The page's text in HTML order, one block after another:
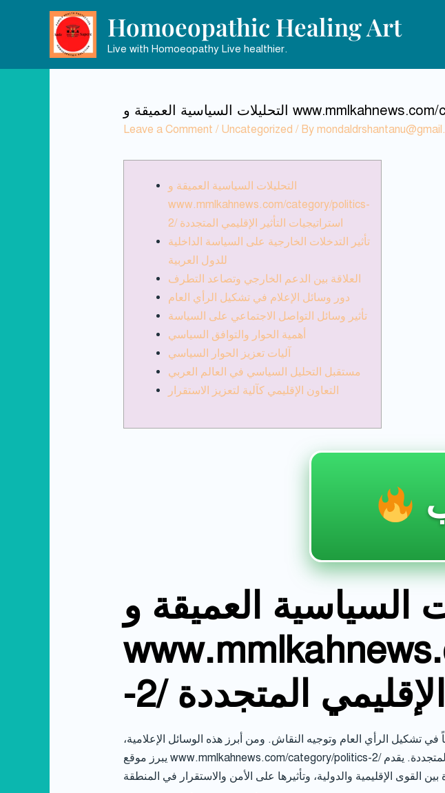
Homoeopathic Healing Art
Live with Homoeopathy Live healthier.
Leave a Comment / Uncategorized / By
التحليلات السياسية العميقة و
www.mmlkahnews.com/category/politics-
2/ استراتيجيات التأثير الإقليمي المتجددة
تأثير التدخلات الخارجية على السياسة الداخلية
للدول العربية
العلاقة بين الدعم الخارجي وتصاعد التطرف
دور وسائل الإعلام في تشكيل الرأي العام
تأثير وسائل التواصل الاجتماعي على السياسة
أهمية الحوار والتوافق السياسي
آليات تعزيز الحوار السياسي
مستقبل التحليل السياسي في العالم العربي
التعاون الإقليمي كآلية لتعزيز الاستقرار
السياسية العميقة و
الإقليمي المتجددة
تشكيل الرأي العام وتوجيه النقاش. ومن أبرز هذه الوسائل الإعلامية،
يبرز موقع www.mmlkahnews.com/category/politics-2/ كمصدر رئيسي للتحليلات السياسية العميقة واستراتيجيات التأثير الإقليمي المتجددة. يقدم